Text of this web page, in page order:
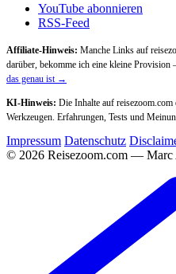
YouTube abonnieren
RSS-Feed
Affiliate-Hinweis: Manche Links auf
darüber, bekomme ich eine kleine
das genau ist →
KI-Hinweis: Die Inhalte auf
Werkzeugen. Erfahrungen, Tests und
Impressum Datenschutz
© 2026 Reisezoom.com — Marc